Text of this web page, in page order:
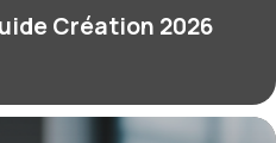
Création 2026